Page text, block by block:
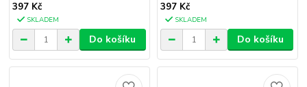
397 Kč
SKLADEM
Do košíku
397 Kč
SKLADEM
Do košíku